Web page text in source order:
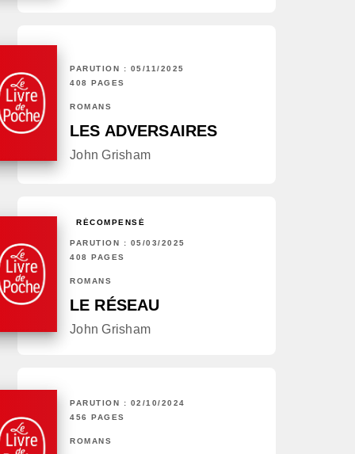
PARUTION : 05/11/2025
408 PAGES
ROMANS
LES ADVERSAIRES
John Grisham
RÉCOMPENSÉ
PARUTION : 05/03/2025
408 PAGES
ROMANS
LE RÉSEAU
John Grisham
PARUTION : 02/10/2024
456 PAGES
ROMANS